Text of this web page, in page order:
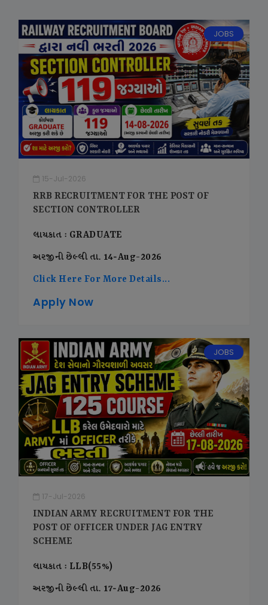
JOBS
15-Jul-2026
RRB RECRUITMENT FOR THE POST OF
SECTION CONTROLLER
લાયકાત : GRADUATE
અરજીની છેલ્લી તા. 14-Aug-2026
Click Here For More Details...
Apply Now
JOBS
17-Jul-2026
INDIAN ARMY RECRUITMENT FOR THE
POST OF OFFICER UNDER JAG ENTRY
SCHEME
લાયકાત : LLB(55%)
અરજીની છેલ્લી તા. 17-Aug-2026